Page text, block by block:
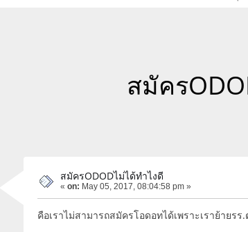
สมัคร
สมัครODODไม่ได้ทำไงดี
« on: May 05, 2017, 08:04:58 pm »
คือเราไม่สามารถสมัครโอดอทได้เพราะเราย้ายร